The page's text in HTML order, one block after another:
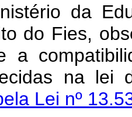
da
do Fies,
a
na
Lei nº